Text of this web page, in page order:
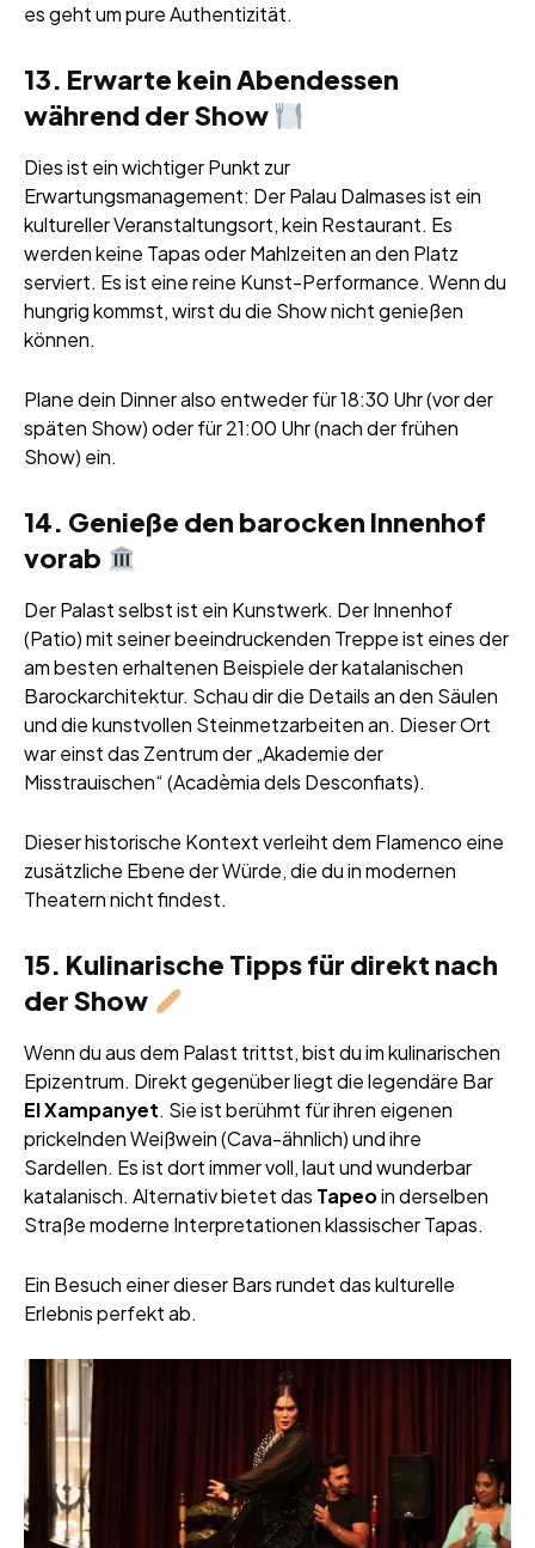
es geht um pure Authentizität.
13. Erwarte kein Abendessen
während der Show
Dies ist ein wichtiger Punkt zur
Erwartungsmanagement: Der Palau Dalmases ist ein
kultureller Veranstaltungsort, kein Restaurant. Es
werden keine Tapas oder Mahlzeiten an den Platz
serviert. Es ist eine reine Kunst-Performance. Wenn du
hungrig kommst, wirst du die Show nicht genießen
können.
Plane dein Dinner also entweder für 18:30 Uhr (vor der
späten Show) oder für 21:00 Uhr (nach der frühen
Show) ein.
14. Genieße den barocken Innenhof
vorab
Der Palast selbst ist ein Kunstwerk. Der Innenhof
(Patio) mit seiner beeindruckenden Treppe ist eines der
am besten erhaltenen Beispiele der katalanischen
Barockarchitektur. Schau dir die Details an den Säulen
und die kunstvollen Steinmetzarbeiten an. Dieser Ort
war einst das Zentrum der „Akademie der
Misstrauischen“ (Acadèmia dels Desconfiats).
Dieser historische Kontext verleiht dem Flamenco eine
zusätzliche Ebene der Würde, die du in modernen
Theatern nicht findest.
15. Kulinarische Tipps für direkt nach
der Show
Wenn du aus dem Palast trittst, bist du im kulinarischen
Epizentrum. Direkt gegenüber liegt die legendäre Bar
El Xampanyet. Sie ist berühmt für ihren eigenen
prickelnden Weißwein (Cava-ähnlich) und ihre
Sardellen. Es ist dort immer voll, laut und wunderbar
katalanisch. Alternativ bietet das Tapeoin derselben
Straße moderne Interpretationen klassischer Tapas.
Ein Besuch einer dieser Bars rundet das kulturelle
Erlebnis perfekt ab.